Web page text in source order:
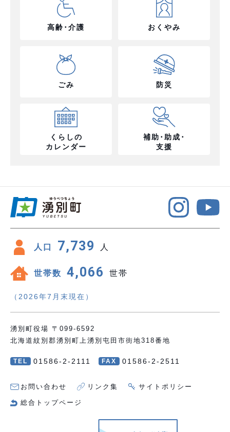
高齢･介護 おくやみ
ごみ 防災
くらしの
カレンダー
補助･助成･
支援
人口 7,739 人
世帯数 4,066 世帯
（2026年7月末現在）
湧別町役場 〒099-6592
北海道紋別郡湧別町上湧別屯田市街地318番地
TEL 01586-2-2111 FAX 01586-2-2511
お問い合わせ リンク集 サイトポリシー
総合トップページ